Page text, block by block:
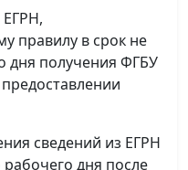
правилу в срок не
дня получения ФГБУ
сведений из ЕГРН
дня после